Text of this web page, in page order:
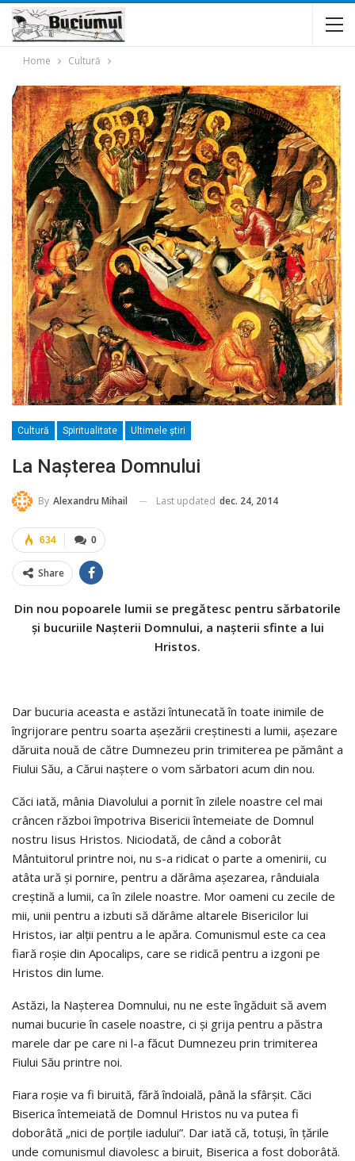
Home Cultură
Cultură Spiritualitate Ultimele ştiri
La Naşterea Domnului
By Alexandru Mihail Last updated dec. 24, 2014
0
634
Share
Din nou popoarele lumii se pregătesc pentru sărbatorile
şi bucuriile Naşterii Domnului, a naşterii sfinte a lui
Hristos.
Dar bucuria aceasta e astăzi întunecată în toate inimile de
îngrijorare pentru soarta aşezării creştinesti a lumii, aşezare
dăruita nouă de către Dumnezeu prin trimiterea pe pământ a
Fiului Său, a Cărui naştere o vom sărbatori acum din nou.
Căci iată, mânia Diavolului a pornit în zilele noastre cel mai
crâncen război împotriva Bisericii întemeiate de Domnul
nostru Iisus Hristos. Niciodată, de când a coborât
Mântuitorul printre noi, nu s-a ridicat o parte a omenirii, cu
atâta ură şi pornire, pentru a dărâma aşezarea, rânduiala
creştină a lumii, ca în zilele noastre. Mor oameni cu zecile de
mii, unii pentru a izbuti să dărâme altarele Bisericilor lui
Hristos, iar alţii pentru a le apăra. Comunismul este ca cea
fiară roşie din Apocalips, care se ridică pentru a izgoni pe
Hristos din lume.
Astăzi, la Naşterea Domnului, nu ne este îngăduit să avem
numai bucurie în casele noastre, ci şi grija pentru a păstra
marele dar pe care ni l-a făcut Dumnezeu prin trimiterea
Fiului Său printre noi.
Fiara roşie va fi biruită, fără îndoială, până la sfârşit. Căci
Biserica întemeiată de Domnul Hristos nu va putea fi
doborâtă „nici de porţile iadului”. Dar iată că, totuşi, în ţările
unde comunismul diavolesc a biruit, Biserica a fost doborâtă.